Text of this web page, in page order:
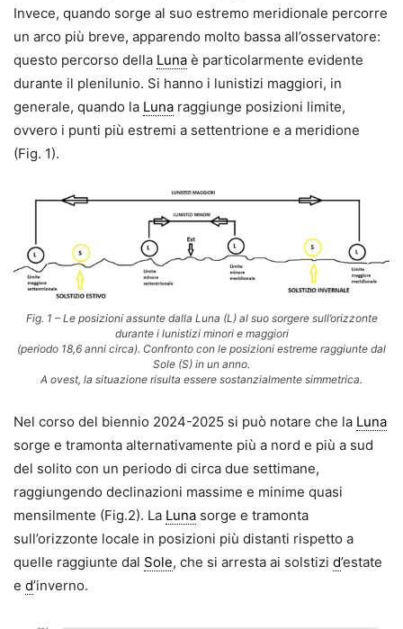
Invece, quando sorge al suo estremo meridionale percorre
un arco più breve, apparendo molto bassa all’osservatore:
questo percorso della Luna è particolarmente evidente
durante il plenilunio. Si hanno i lunistizi maggiori, in
generale, quando la Luna raggiunge posizioni limite,
ovvero i punti più estremi a settentrione e a meridione
(Fig. 1).
Fig. 1 – Le posizioni assunte dalla Luna (L) al suo sorgere sull’orizzonte
durante i lunistizi minori e maggiori
(periodo 18,6 anni circa). Confronto con le posizioni estreme raggiunte dal
Sole (S) in un anno.
A ovest, la situazione risulta essere sostanzialmente simmetrica.
Nel corso del biennio 2024-2025 si può notare che la Luna
sorge e tramonta alternativamente più a nord e più a sud
del solito con un periodo di circa due settimane,
raggiungendo declinazioni massime e minime quasi
mensilmente (Fig.2). La Luna sorge e tramonta
sull’orizzonte locale in posizioni più distanti rispetto a
quelle raggiunte dal Sole, che si arresta ai solstizi d’estate
e d’inverno.